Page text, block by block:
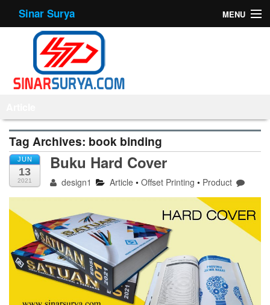
Sinar Surya MENU
About Us
Offset Printing
Mesin
Tips
Contact Us
Tag Archives: book binding
JUN
13
2021
Buku Hard Cover
design1 Article •Offset Printing • Product